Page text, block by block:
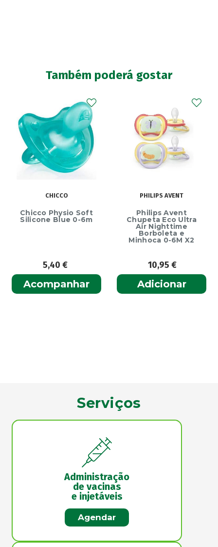
Também poderá gostar
CHICCO
Chicco Physio Soft
Silicone Blue 0-6m
5,40€
Acompanhar
PHILIPS AVENT
Philips Avent
Chupeta Eco Ultra
Air Nighttime
Borboleta e
Minhoca 0-6M X2
10,95€
Adicionar
Serviços
Administração
de vacinas
e injetáveis
Agendar